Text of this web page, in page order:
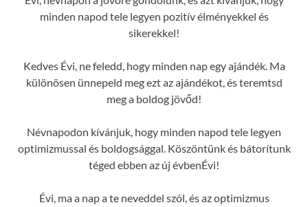
minden napod tele legyen pozitív élményekkel és
sikerekkel!
Kedves Évi, ne feledd, hogy minden nap egy ajándék. Ma
különösen ünnepeld meg ezt az ajándékot, és teremtsd
meg a boldog jövőd!
Névnapodon kívánjuk, hogy minden napod tele legyen
optimizmussal és boldogsággal. Köszöntünk és bátorítunk
téged ebben az új évbenÉvi!
Évi, ma a nap a te neveddel szól, és az optimizmus